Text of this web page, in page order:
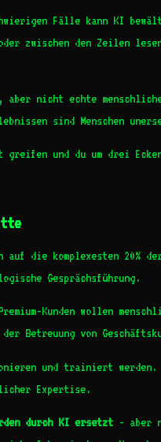
Fälle kann KI
zwischen den Zeilen
nicht echte
sind Menschen
greifen und du um drei
die komplexesten 20%
Gesprächsführung.
Kunden wollen
Betreuung von
und trainiert
Expertise.
durch KI ersetzt - aber